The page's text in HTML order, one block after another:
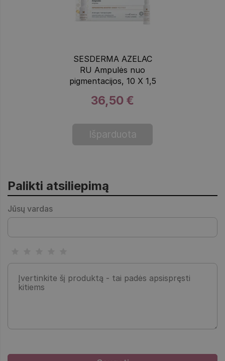
SESDERMA AZELAC
RU Ampulės nuo
pigmentacijos, 10 X 1,5
36,50 €
Išparduota
Palikti atsiliepimą
Jūsų vardas